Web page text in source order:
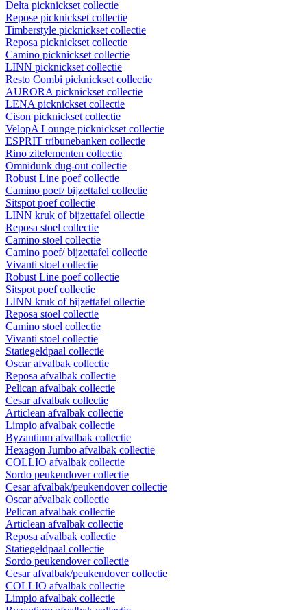
Delta picknickset collectie
Repose picknickset collectie
Timberstyle picknickset collectie
Reposa picknickset collectie
Camino picknickset collectie
LINN picknickset collectie
Resto Combi picknickset collectie
AURORA picknickset collectie
LENA picknickset collectie
Cison picknickset collectie
VelopA Lounge picknickset collectie
ESPRIT tribunebanken collectie
Rino zitelementen collectie
Omnidunk dug-out collectie
Robust Line poef collectie
Camino poef/ bijzettafel collectie
Sitspot poef collectie
LINN kruk of bijzettafel ollectie
Reposa stoel collectie
Camino stoel collectie
Camino poef/ bijzettafel collectie
Vivanti stoel collectie
Robust Line poef collectie
Sitspot poef collectie
LINN kruk of bijzettafel ollectie
Reposa stoel collectie
Camino stoel collectie
Vivanti stoel collectie
Statiegeldpaal collectie
Oscar afvalbak collectie
Reposa afvalbak collectie
Pelican afvalbak collectie
Cesar afvalbak collectie
Articlean afvalbak collectie
Limpio afvalbak collectie
Byzantium afvalbak collectie
Hexagon Jumbo afvalbak collectie
COLLIO afvalbak collectie
Sordo peukendover collectie
Cesar afvalbak/peukendover collectie
Oscar afvalbak collectie
Pelican afvalbak collectie
Articlean afvalbak collectie
Reposa afvalbak collectie
Statiegeldpaal collectie
Sordo peukendover collectie
Cesar afvalbak/peukendover collectie
COLLIO afvalbak collectie
Limpio afvalbak collectie